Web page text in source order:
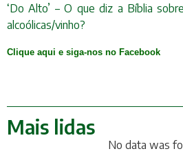
‘Do Alto’ – O que diz a Bíblia
alcoólicas/vinho?
Clique aqui e siga-nos no Facebook
Mais lidas
No data was